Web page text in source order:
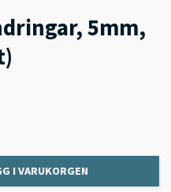
5mm,
I VARUKORGEN